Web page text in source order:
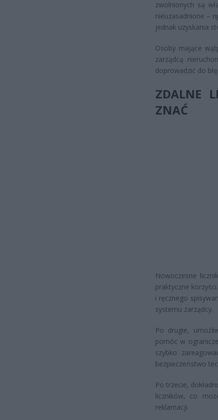
zwolnionych są
nieuzasadnione –
jednak uzyskania
Osoby mające
zarządcą
doprowadzić do
ZDALNE
ZNAĆ
Nowoczesne
praktyczne
i ręcznego
systemu zarządcy.
Po drugie,
pomóc w
szybko
bezpieczeństwo
Po trzecie,
liczników, co
reklamacji.